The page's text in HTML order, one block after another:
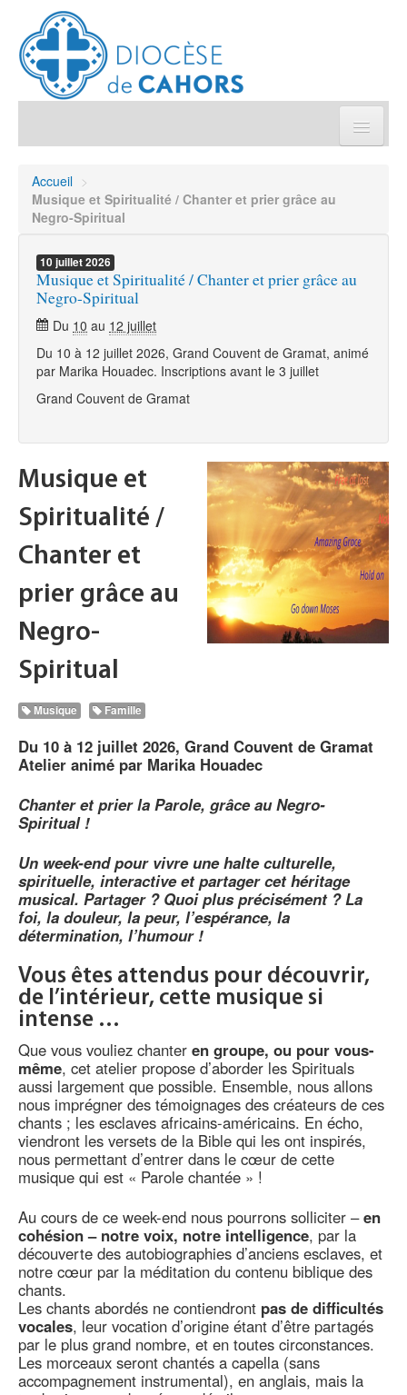
Démarches et sacrements
Sanctuaires & Pélerinages
Agenda diocésain
Je donne
Annuaire/Contact
Accueil >
Musique et Spiritualité / Chanter et prier grâce au
Negro-Spiritual
10 juillet2026
Musique et Spiritualité / Chanter et prier grâce au
Negro-Spiritual
Du 10 au 12 juillet
Du 10 à 12 juillet 2026, Grand Couvent de Gramat, animé
par Marika Houadec. Inscriptions avant le 3 juillet
Grand Couvent de Gramat
Musique et
Spiritualité /
Chanter et
prier grâce au
Negro-
Spiritual
Musique Famille
Du 10 à 12 juillet 2026, Grand Couvent de Gramat
Atelier animé par Marika Houadec
Chanter et prier la Parole, grâce au Negro-
Spiritual !
Un week-end pour vivre une halte culturelle,
spirituelle, interactive et partager cet héritage
musical. Partager ? Quoi plus précisément ? La
foi, la douleur, la peur, l’espérance, la
détermination, l’humour !
Vous êtes attendus pour découvrir,
de l’intérieur, cette musique si
intense …
Que vous vouliez chanter en groupe, ou pour vous-
même, cet atelier propose d’aborder les Spirituals
aussi largement que possible. Ensemble, nous allons
nous imprégner des témoignages des créateurs de ces
chants ; les esclaves africains-américains. En écho,
viendront les versets de la Bible qui les ont inspirés,
nous permettant d’entrer dans le cœur de cette
musique qui est « Parole chantée » !
Au cours de ce week-end nous pourrons solliciter –en
cohésion – notre voix, notre intelligence, par la
découverte des autobiographies d’anciens esclaves, et
notre cœur par la méditation du contenu biblique des
chants.
Les chants abordés ne contiendront pas de difficultés
vocales, leur vocation d’origine étant d’être partagés
par le plus grand nombre, et en toutes circonstances.
Les morceaux seront chantés a capella (sans
accompagnement instrumental), en anglais, mais la